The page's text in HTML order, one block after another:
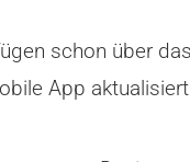
schon über
App